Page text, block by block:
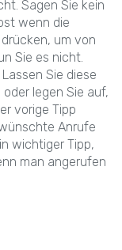
Sagen Sie kein
wenn die
um von
Sie es nicht.
Sie diese
legen Sie auf,
vorige Tipp
Anrufe
wichtiger Tipp,
man angerufen